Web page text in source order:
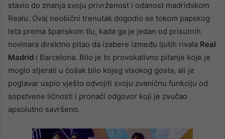
stavio do znanja svoju privrženost i odanost madridskom
Realu. Ovaj neobični trenutak dogodio se tokom papskog
leta prema španskom tlu, kada ga je jedan od prisutnih
novinara direktno pitao da izabere između ljutih rivala Real
Madrid i Barcelona. Bilo je to provokativno pitanje koje je
moglo stjerati u ćošak bilo kojeg visokog gosta, ali je
poglavar uspio vješto odvojiti svoju zvaničnu funkciju od
sopstvene ličnosti i pronaći odgovor koji je zvučao
apsolutno savršeno.